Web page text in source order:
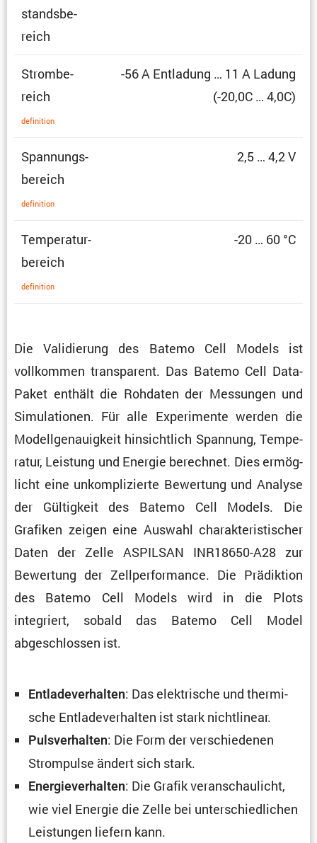
stands­be­
reich
Strom­be­
reich
defini­tion
-56 A Entla­dung … 11 A Ladung
(-20,0C … 4,0C)
Spannungs­
be­reich
defini­tion
2,5 … 4,2 V
Tempe­ra­tur­
be­reich
defini­tion
-20 … 60 °C
Die Validie­rung des Batemo Cell Models ist
vollkommen trans­pa­rent. Das Batemo Cell Data-
Paket enthält die Rohdaten der Messungen und
Simula­tionen. Für alle Experi­mente werden die
Modell­ge­nau­ig­keit hinsicht­lich Spannung, Tempe­
ratur, Leistung und Energie berechnet. Dies ermög­
licht eine unkom­pli­zierte Bewer­tung und Analyse
der Gültig­keit des Batemo Cell Models. Die
Grafiken zeigen eine Auswahl charak­te­ris­ti­scher
Daten der Zelle ASPILSAN INR18650-A28 zur
Bewer­tung der Zellper­for­mance. Die Prädik­tion
des Batemo Cell Models wird in die Plots
integriert, sobald das Batemo Cell Model
abgeschlossen ist.
Entla­de­ver­halten: Das elektri­sche und thermi­
sche Entla­de­ver­halten ist stark nichtlinear.
Pulsver­halten: Die Form der verschie­denen
Strom­pulse ändert sich stark.
Energie­ver­halten: Die Grafik veran­schau­licht,
wie viel Energie die Zelle bei unter­schied­li­chen
Leistungen liefern kann.